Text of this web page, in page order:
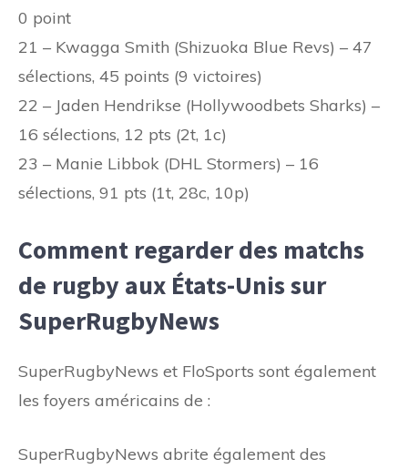
0 point
21 – Kwagga Smith (Shizuoka Blue Revs) – 47
sélections, 45 points (9 victoires)
22 – Jaden Hendrikse (Hollywoodbets Sharks) –
16 sélections, 12 pts (2t, 1c)
23 – Manie Libbok (DHL Stormers) – 16
sélections, 91 pts (1t, 28c, 10p)
Comment regarder des matchs
de rugby aux États-Unis sur
SuperRugbyNews
SuperRugbyNews et FloSports sont également
les foyers américains de :
SuperRugbyNews abrite également des